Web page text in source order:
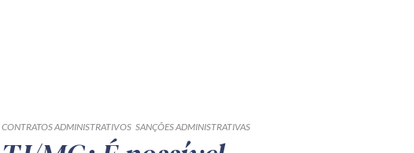
CONTRATOS ADMINISTRATIVOS SANÇÕES ADMINISTRATIVAS